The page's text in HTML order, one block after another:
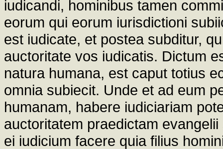
iudicandi, hominibus tamen
eorum qui eorum iurisdictioni
est iudicate, et postea subditur,
auctoritate vos iudicatis. Dictum
natura humana, est caput totius
omnia subiecit. Unde et ad eum
humanam, habere iudiciariam
auctoritatem praedictam
ei iudicium facere quia filius